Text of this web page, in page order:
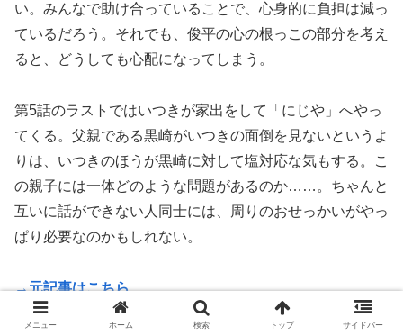
い。みんなで助け合っていることで、心身的に負担は減っ
ているだろう。それでも、俊平の心の根っこの部分を考え
ると、どうしても心配になってしまう。
第5話のラストではいつきが家出をして「にじや」へやっ
てくる。父親である黒崎がいつきの面倒を見ないというよ
りは、いつきのほうが黒崎に対して塩対応な気もする。こ
の親子には一体どのような問題があるのか……。ちゃんと
互いに話ができない人同士には、周りのおせっかいがやっ
ぱり必要なのかもしれない。
→元記事はこちら
メニュー ホーム 検索 トップ サイドバー